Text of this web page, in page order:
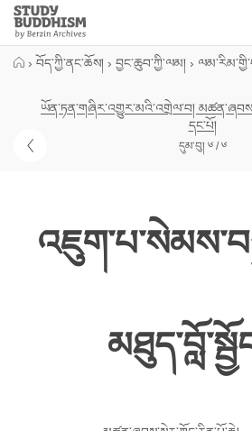
Close
Study
Buddhism
Home
› བོད་ཀྱི་ནང་ཆོས། › བྱང་ཆུབ་ཀྱི་ལམ། ›
ཡོན་ཏན་གཞིར་འགྱུར་མའི་འགྲེལ་བ།
དང་པོ།
དུམ་བུ། ༦ / ༦